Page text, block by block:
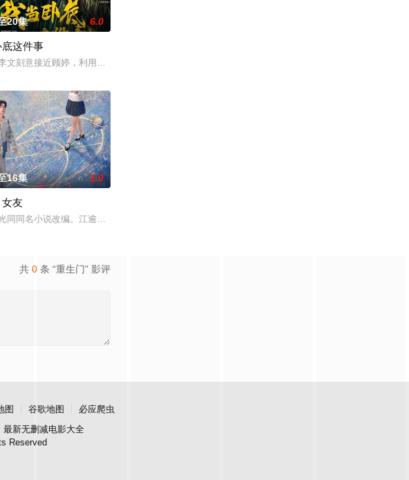
被掳走配“阴婚”。他与女探长穆英搭档，侦破
史以来个以女子进士科三元及第入翰林院的奇女子。十年前的她被他从死人堆里救出来，
20集 6.0
这件事
文刻意接近顾婷，利用顾炎女儿奴的属性，请求老炮儿顾炎带自己用程序员身份卧底电诈集团以求查
人身上，竟贴着
社。他们以当地的特色人文与美食为引，用真诚
甜 饰），虽自小被父母忽视，在艰苦环境中长大，但她始终刻苦学习，憧憬未来。为此
16集 1.0
友
同同名小说改编。江逾白长大以后，林知夏忽然对他说：“江逾白，我喜欢你，哲学和生物学意义上的
共 0 条 “重生门” 影评
图 谷歌地图
必应爬虫
新无删减电影大全
Reserved